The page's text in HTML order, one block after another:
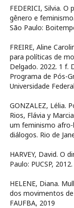
FEDERICI, Silvia.
gênero e
São Paulo:
FREIRE, Aline
para políticas de
Delgado. 2022. 1 f.
Programa de Pós-
Universidade
GONZALEZ, Lélia.
Rios, Flávia y
um feminismo
diálogos. Rio de
HARVEY, David. O
Paulo: PUCSP,
HELENE, Diana.
dos movimentos de
FAUFBA, 2019